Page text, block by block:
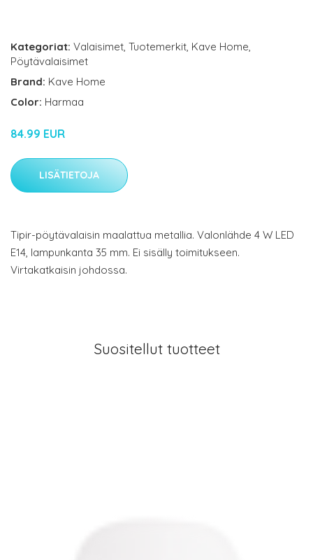
Kategoriat: Valaisimet, Tuotemerkit, Kave Home,
Pöytävalaisimet
Brand: Kave Home
Color: Harmaa
84.99 EUR
LISÄTIETOJA
Tipir-pöytävalaisin maalattua metallia. Valonlähde 4 W LED
E14, lampunkanta 35 mm. Ei sisälly toimitukseen.
Virtakatkaisin johdossa.
Suositellut tuotteet